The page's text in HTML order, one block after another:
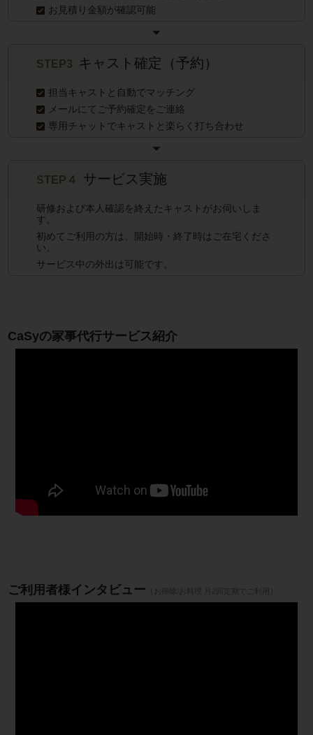
お見積り金額が確認可能
STEP3 キャスト確定（予約）
担当キャストと自動でマッチング
メールにてご予約確定をご連絡
専用チャットでキャストと楽らく打ち合わせ
STEP４ サービス実施
研修および本人確認を終えたキャストがお伺いしま
す。
初めてご利用の方は、開始時・終了時はご在宅くださ
い。
サービス中の外出は可能です。
CaSyの家事代行サービス紹介
ご利用者様インタビュー （お掃除/お料理 月2回定期でご利用）